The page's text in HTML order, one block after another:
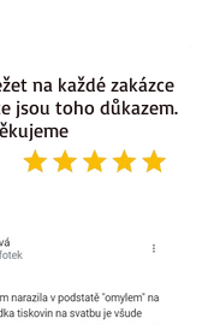
na každé zakázce
jsou toho důkazem.